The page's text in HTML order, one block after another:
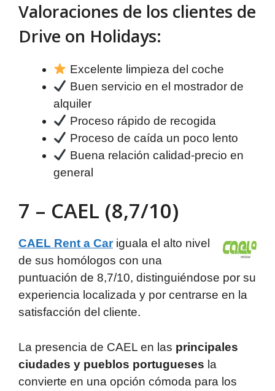
Valoraciones de los clientes de
Drive on Holidays:
Excelente limpieza del coche
Buen servicio en el mostrador de
alquiler
Proceso rápido de recogida
Proceso de caída un poco lento
Buena relación calidad-precio en
general
7 – CAEL (8,7/10)
CAEL Rent a Cariguala el alto nivel
de sus homólogos con una
puntuación de 8,7/10, distinguiéndose por su
experiencia localizada y por centrarse en la
satisfacción del cliente.
La presencia de CAEL en las principales
ciudades y pueblos portugueses la
convierte en una opción cómoda para los